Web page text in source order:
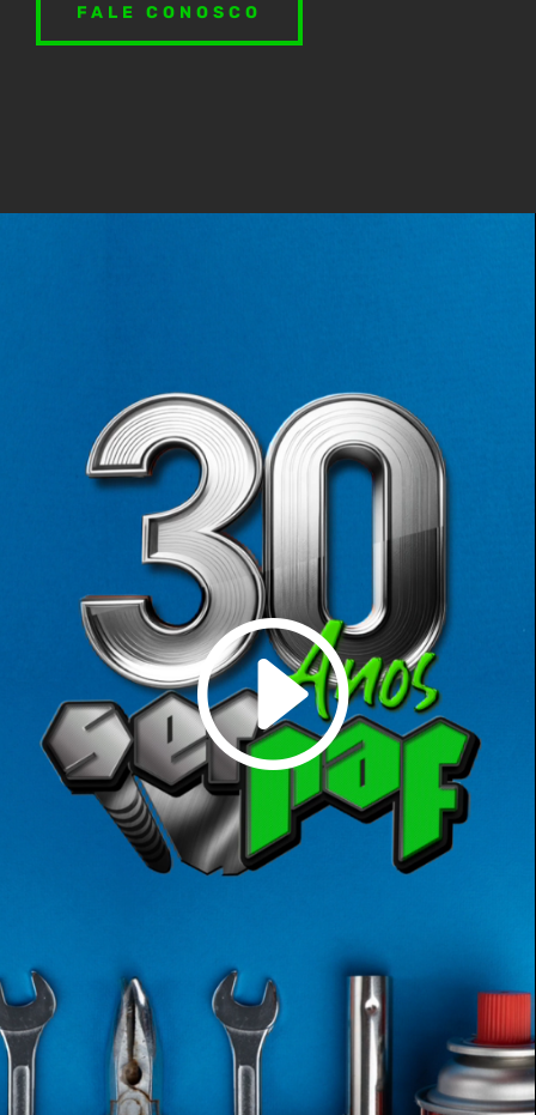
FALE CONOSCO